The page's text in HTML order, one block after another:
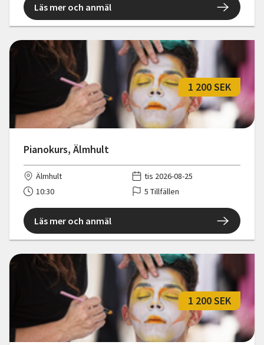
Läs mer och anmäl
Pianokurs, Älmhult
1 200 SEK
Älmhult
tis 2026-08-25
10:30
5 Tillfällen
Läs mer och anmäl
1 200 SEK